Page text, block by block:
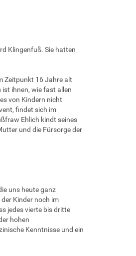
Klingenfuß. Sie hatten
Zeitpunkt 16 Jahre alt
ihnen, wie fast allen
von Kindern nicht
findet sich im
Ehlich kindt seines
und die Fürsorge der
uns heute ganz
Kinder noch im
jedes vierte bis dritte
hohen
Kenntnisse und ein